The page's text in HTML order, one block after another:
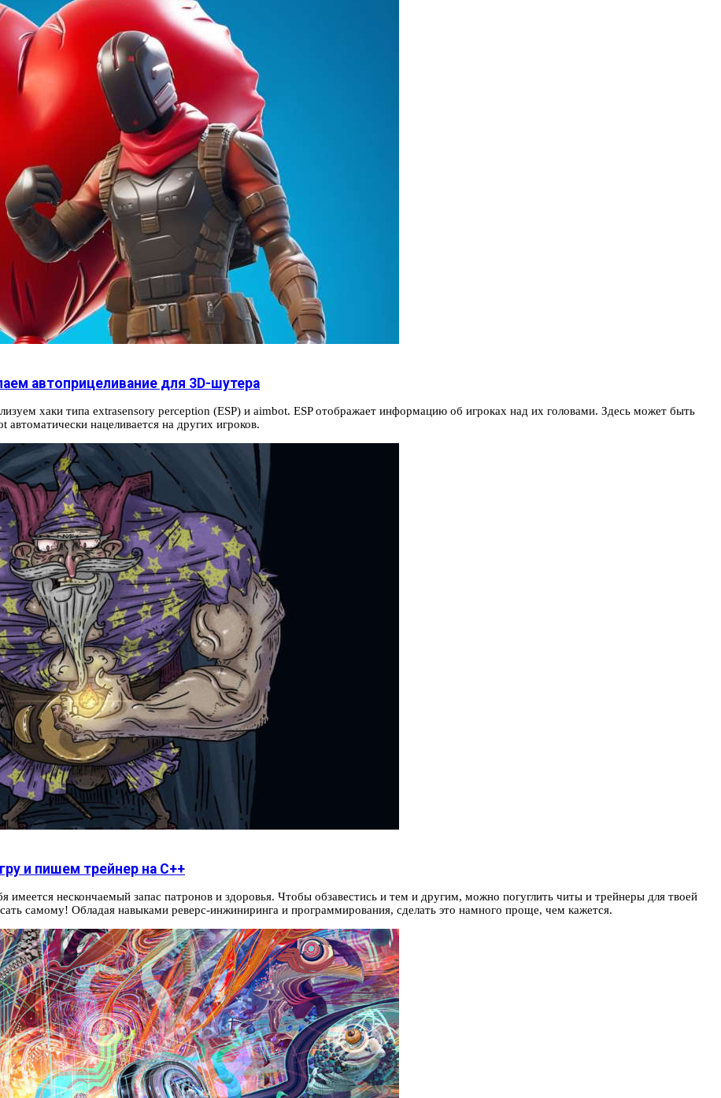
автоприцеливание для 3D-шутера
хаки типа extrasensory perception (ESP) и aimbot. ESP отображает информацию об игроках над их головами. Здесь может быть
нацеливается на других игроков.
и пишем трейнер на C++
имеется нескончаемый запас патронов и здоровья. Чтобы обзавестись и тем и другим, можно погуглить читы и трейнеры для твоей
самому! Обладая навыками реверс-инжиниринга и программирования, сделать это намного проще, чем кажется.